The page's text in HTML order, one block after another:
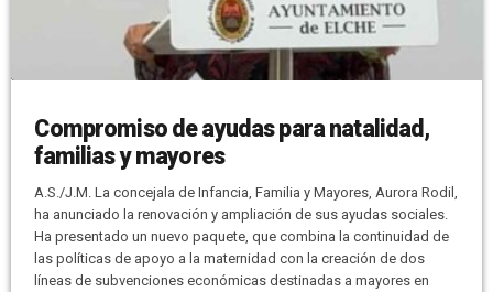
Compromiso de ayudas para natalidad,
familias y mayores
A.S./J.M. La concejala de Infancia, Familia y Mayores, Aurora Rodil,
ha anunciado la renovación y ampliación de sus ayudas sociales.
Ha presentado un nuevo paquete, que combina la continuidad de
las políticas de apoyo a la maternidad con la creación de dos
líneas de subvenciones económicas destinadas a mayores en